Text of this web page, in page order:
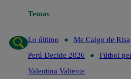
Temas
Me Caigo de Risa
Lo último
Me Caigo de Risa
Perú Decide 2026
Fútbol
Valentina Valiente